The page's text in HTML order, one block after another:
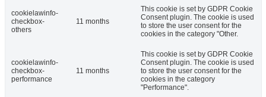
cookielawinfo-
checkbox-
others
11 months
This cookie is set by GDPR Cookie
Consent plugin. The cookie is used
to store the user consent for the
cookies in the category "Other.
cookielawinfo-
checkbox-
performance
11 months
This cookie is set by GDPR Cookie
Consent plugin. The cookie is used
to store the user consent for the
cookies in the category
"Performance".